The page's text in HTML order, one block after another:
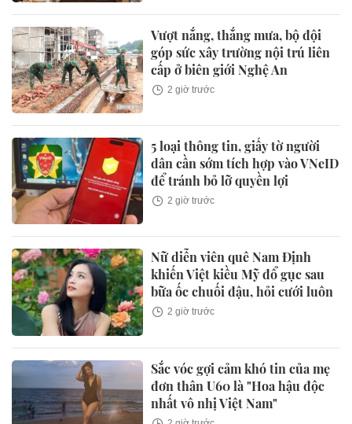
Vượt nắng, thắng mưa, bộ đội
góp sức xây trường nội trú liên
cấp ở biên giới Nghệ An
2 giờ trước
5 loại thông tin, giấy tờ người
dân cần sớm tích hợp vào VNeID
để tránh bỏ lỡ quyền lợi
2 giờ trước
Nữ diễn viên quê Nam Định
khiến Việt kiều Mỹ đổ gục sau
bữa ốc chuối đậu, hỏi cưới luôn
2 giờ trước
Sắc vóc gợi cảm khó tin của mẹ
đơn thân U60 là "Hoa hậu độc
nhất vô nhị Việt Nam"